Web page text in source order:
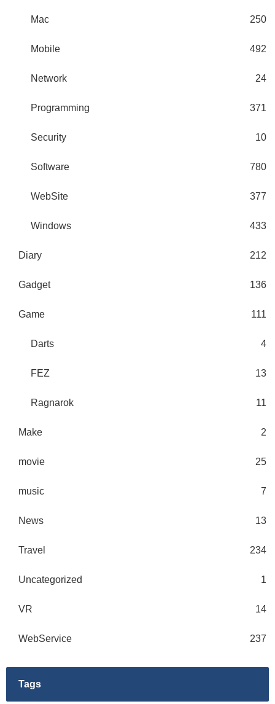
Mac 250
Mobile 492
Network 24
Programming 371
Security 10
Software 780
WebSite 377
Windows 433
Diary 212
Gadget 136
Game 111
Darts 4
FEZ 13
Ragnarok 11
Make 2
movie 25
music 7
News 13
Travel 234
Uncategorized 1
VR 14
WebService 237
Tags